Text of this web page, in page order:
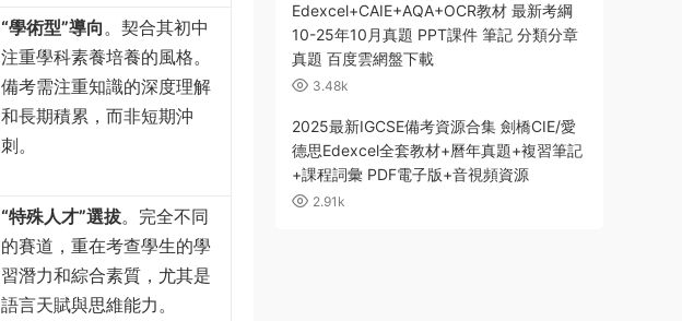
“學術型”導向 。契合其初中
注重學科素養培養的風格。
備考需注重知識的深度理解
和長期積累，而非短期沖
刺。
“特殊人才”選拔。完全不同
的賽道，重在考查學生的學
習潛力和綜合素質，尤其是
語言天賦與思維能力。
Edexcel+CAIE+AQA+OCR教材 最新考綱
10-25年10月真題 PPT課件 筆記 分類分章
真題 百度雲網盤下載
3.48k
2025最新IGCSE備考資源合集 劍橋CIE/愛
德思Edexcel全套教材+曆年真題+複習筆記
+課程詞彙 PDF電子版+音視頻資源
2.91k